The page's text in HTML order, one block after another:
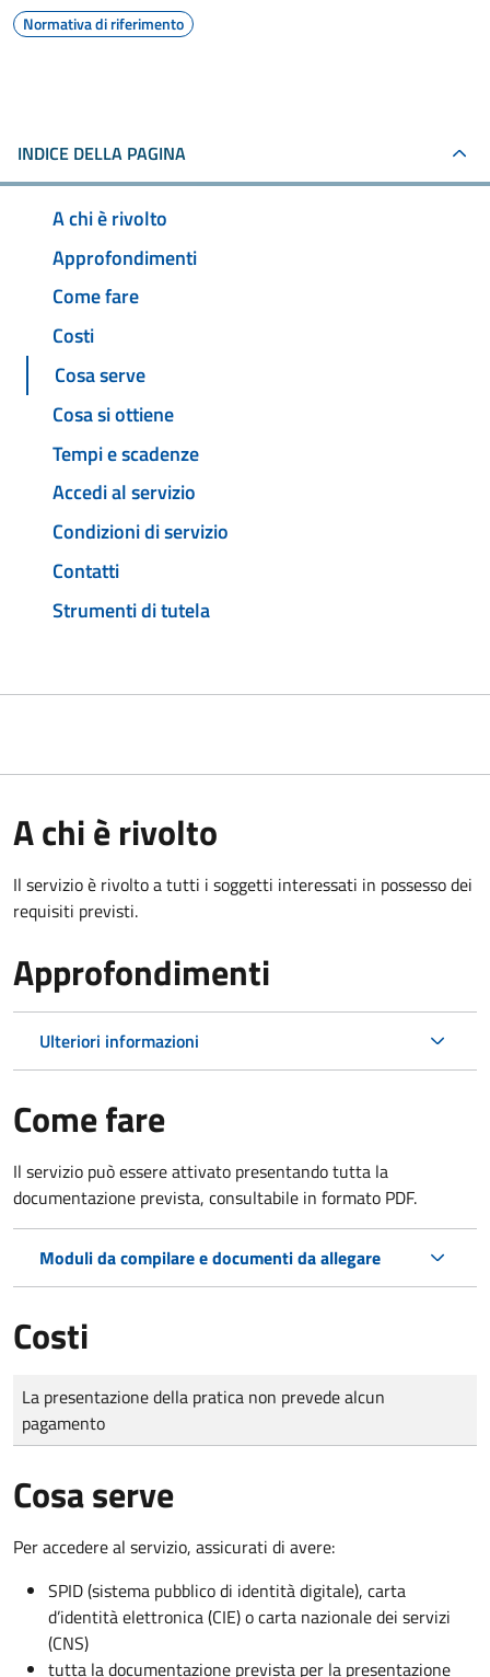
Normativa di riferimento
INDICE DELLA PAGINA
A chi è rivolto
Approfondimenti
Come fare
Costi
Cosa serve
Cosa si ottiene
Tempi e scadenze
Accedi al servizio
Condizioni di servizio
Contatti
Strumenti di tutela
A chi è rivolto
Il servizio è rivolto a tutti i soggetti interessati in possesso dei
requisiti previsti.
Approfondimenti
Ulteriori informazioni
Come fare
Il servizio può essere attivato presentando tutta la
documentazione prevista, consultabile in formato PDF.
Moduli da compilare e documenti da allegare
Costi
Tipo di pagamento
Importo
La presentazione della pratica non prevede alcun
pagamento
Cosa serve
Per accedere al servizio, assicurati di avere:
SPID (sistema pubblico di identità digitale), carta
d’identità elettronica (CIE) o carta nazionale dei servizi
(CNS)
tutta la documentazione prevista per la presentazione